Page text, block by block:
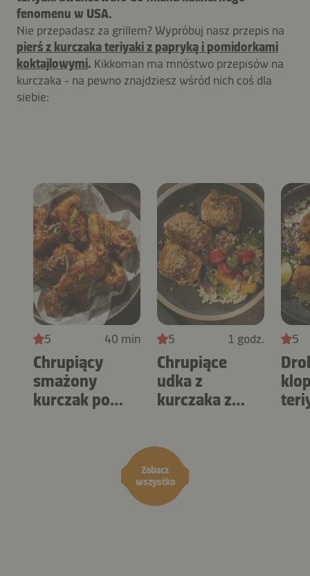
fenomenu w USA.
Nie przepadasz za grillem? Wypróbuj nasz przepis na
pierś z kurczaka teriyaki z papryką i pomidorkami
koktajlowymi. Kikkoman ma mnóstwo przepisów na
kurczaka - na pewno znajdziesz wśród nich coś dla
siebie:
Zobacz
wszystko
5 40 min
Chrupiący
smażony
kurczak po
5 1 godz.
Chrupiące
udka z
kurczaka z
5